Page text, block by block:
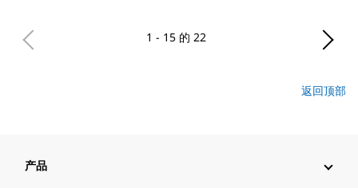
1 - 15 的 22
返回顶部
产品